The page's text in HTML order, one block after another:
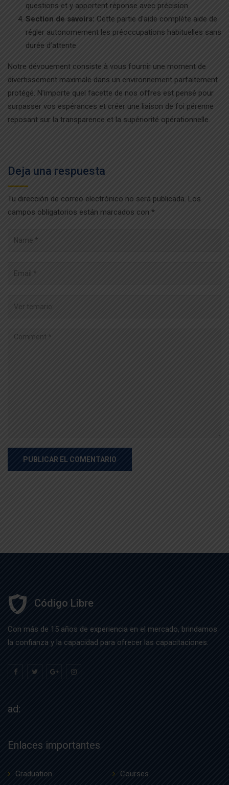
questions et y apportent réponse avec précision
Section de savoirs: Cette partie d’aide complète aide de
régler autonomement les préoccupations habituelles sans
durée d’attente
Notre dévouement consiste à vous fournir une moment de
divertissement maximale dans un environnement parfaitement
protégé. N’importe quel facette de nos offres est pensé pour
surpasser vos espérances et créer une liaison de foi pérenne
reposant sur la transparence et la supériorité opérationnelle.
Deja una respuesta
Tu dirección de correo electrónico no será publicada. Los
campos obligatorios están marcados con *
Código Libre
Con más de 15 años de experiencia en el mercado, brindamos
la confianza y la capacidad para ofrecer las capacitaciones.
ad:
Enlaces importantes
Graduation
Courses